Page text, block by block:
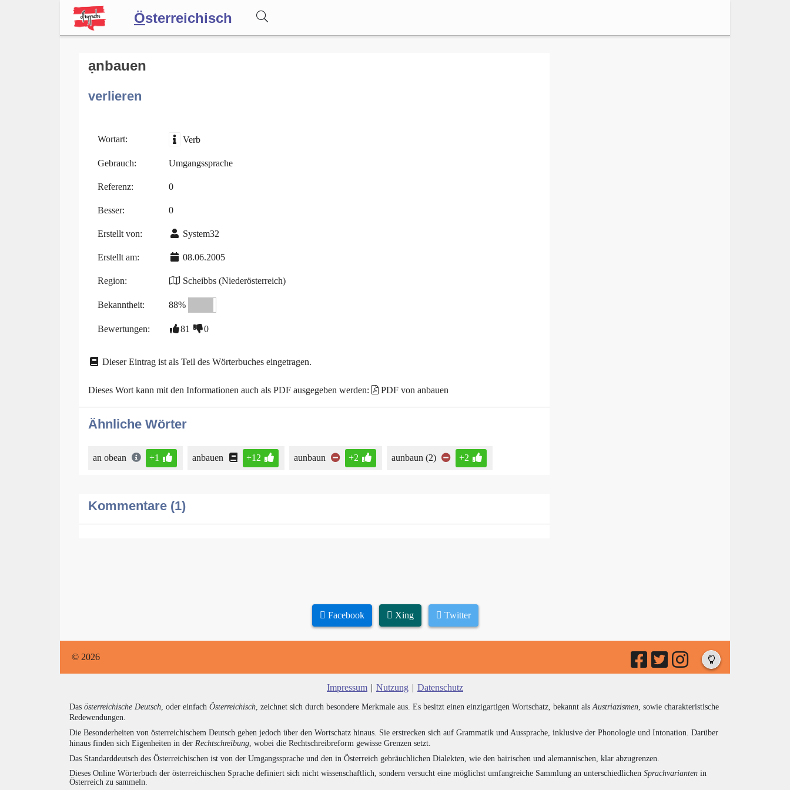
Österreichisch
Forum
Blog
ạnbauen
verlieren
Wortart: Verb
Gebrauch: Umgangssprache
Referenz: 0
Besser: 0
Erstellt von: System32
Erstellt am: 08.06.2005
Region: Scheibbs (Niederösterreich)
Bekanntheit: 88%
Bewertungen: 81 0
Dieser Eintrag ist als Teil des Wörterbuches eingetragen.
Dieses Wort kann mit den Informationen auch als PDF ausgegeben werden: PDF von anbauen
Ähnliche Wörter
an obean +1 anbauen +12 aunbaun +2 aunbaun (2) +2
Kommentare (1)
Facebook Xing Twitter
© 2026
Impressum | Nutzung | Datenschutz
Das österreichische Deutsch, oder einfach Österreichisch, zeichnet sich durch besondere Merkmale aus. Es besitzt einen einzigartigen Wortschatz, bekannt alsAustriazismen, sowie charakteristische
Redewendungen.
Die Besonderheiten von österreichischem Deutsch gehen jedoch über den Wortschatz hinaus. Sie erstrecken sich auf Grammatik und Aussprache, inklusive der Phonologie und Intonation. Darüber
hinaus finden sich Eigenheiten in der Rechtschreibung, wobei die Rechtschreibreform gewisse Grenzen setzt.
Das Standarddeutsch des Österreichischen ist von der Umgangssprache und den in Österreich gebräuchlichen Dialekten, wie den bairischen und alemannischen, klar abzugrenzen.
Dieses Online Wörterbuch der österreichischen Sprache definiert sich nicht wissenschaftlich, sondern versucht eine möglichst umfangreiche Sammlung an unterschiedlichen Sprachvarianten in
Österreich zu sammeln.